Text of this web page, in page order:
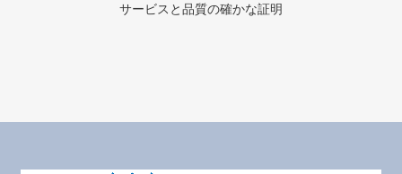
サービスと品質の確かな証明